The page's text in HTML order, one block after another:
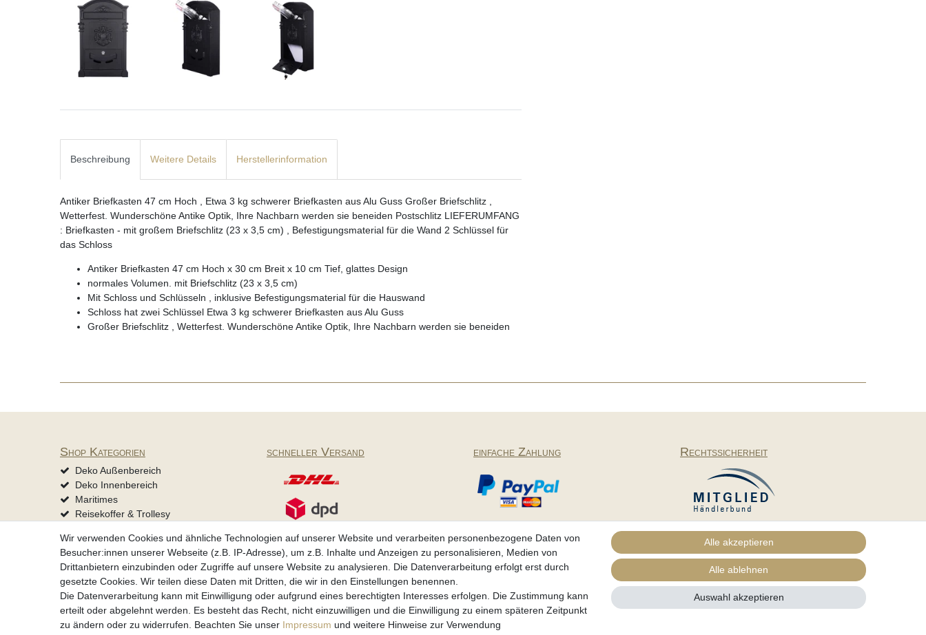
Beschreibung Weitere Details Herstellerinformation
Antiker Briefkasten 47 cm Hoch , Etwa 3 kg schwerer Briefkasten aus Alu Guss Großer Briefschlitz ,
Wetterfest. Wunderschöne Antike Optik, Ihre Nachbarn werden sie beneiden Postschlitz LIEFERUMFANG
: Briefkasten - mit großem Briefschlitz (23 x 3,5 cm) , Befestigungsmaterial für die Wand 2 Schlüssel für
das Schloss
Antiker Briefkasten 47 cm Hoch x 30 cm Breit x 10 cm Tief, glattes Design
normales Volumen. mit Briefschlitz (23 x 3,5 cm)
Mit Schloss und Schlüsseln , inklusive Befestigungsmaterial für die Hauswand
Schloss hat zwei Schlüssel Etwa 3 kg schwerer Briefkasten aus Alu Guss
Großer Briefschlitz , Wetterfest. Wunderschöne Antike Optik, Ihre Nachbarn werden sie beneiden
Shop Kategorien
Deko Außenbereich
Deko Innenbereich
Maritimes
Reisekoffer & Trollesy
Tierbedarf
schneller Versand einfache Zahlung Rechtssicherheit
Impressum Daten­schutz­erklärung AGB Barrierefreiheitserklärung Widerrufs­recht Vertrag widerrufen
Wir verwenden Cookies und ähnliche Technologien auf unserer Website und verarbeiten personenbezogene Daten von
Besucher:innen unserer Webseite (z.B. IP-Adresse), um z.B. Inhalte und Anzeigen zu personalisieren, Medien von
Drittanbietern einzubinden oder Zugriffe auf unsere Website zu analysieren. Die Datenverarbeitung erfolgt erst durch
gesetzte Cookies. Wir teilen diese Daten mit Dritten, die wir in den Einstellungen benennen.
Die Datenverarbeitung kann mit Einwilligung oder aufgrund eines berechtigten Interesses erfolgen. Die Zustimmung kann
erteilt oder abgelehnt werden. Es besteht das Recht, nicht einzuwilligen und die Einwilligung zu einem späteren Zeitpunkt
zu ändern oder zu widerrufen. Beachten Sie unser Impressum und weitere Hinweise zur Verwendung
Alle akzeptieren
Alle ablehnen
Auswahl akzeptieren